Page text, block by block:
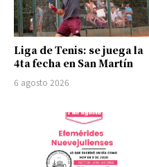
Liga de Tenis: se juega la
4ta fecha en San Martín
6 agosto 2026